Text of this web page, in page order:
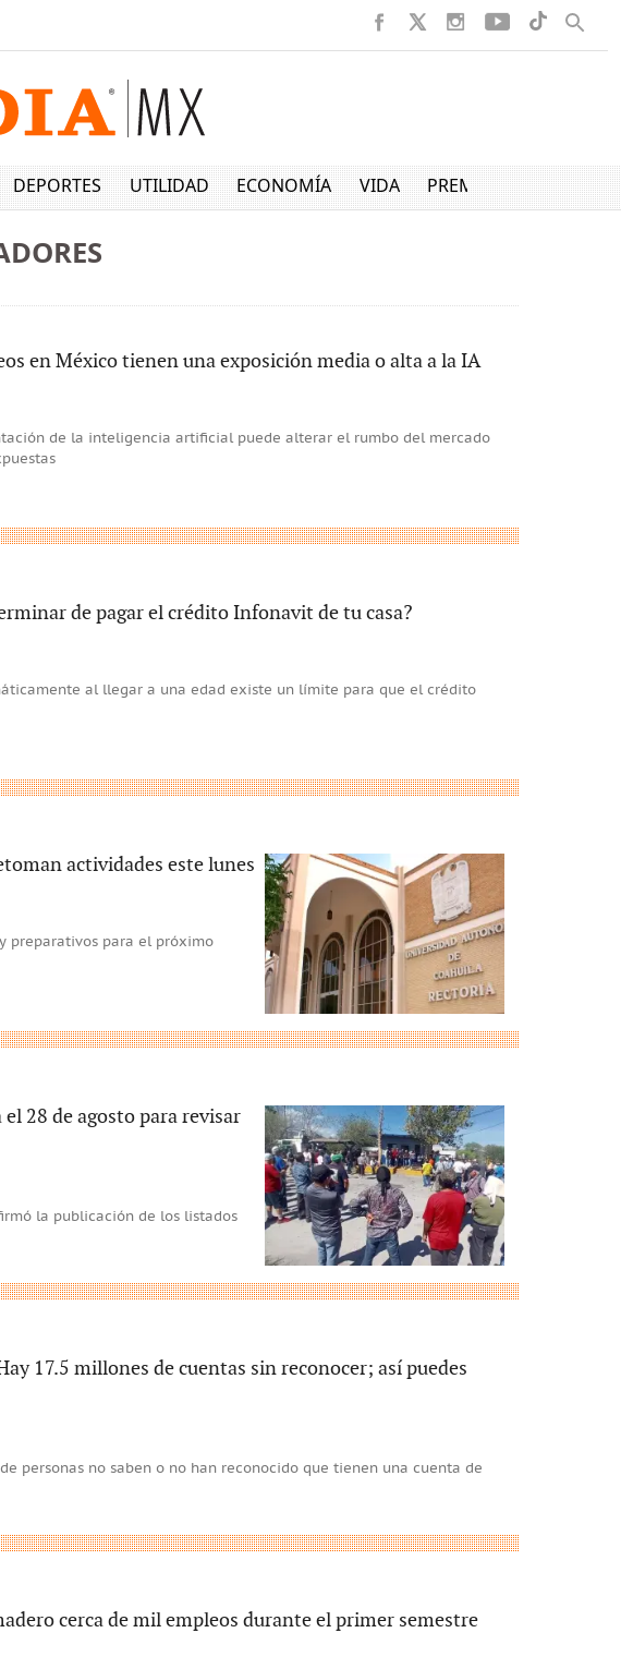
DEPORTES UTILIDAD ECONOMÍA VIDA PREMIUM
en México tienen una exposición media o alta a la IA
de la inteligencia artificial puede alterar el rumbo del mercado
de pagar el crédito Infonavit de tu casa?
al llegar a una edad existe un límite para que el crédito
actividades este lunes
preparativos para el próximo
28 de agosto para revisar
la publicación de los listados
17.5 millones de cuentas sin reconocer; así puedes
personas no saben o no han reconocido que tienen una cuenta de
cerca de mil empleos durante el primer semestre